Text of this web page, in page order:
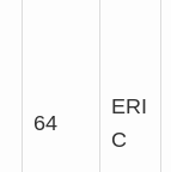
64
ERI
C